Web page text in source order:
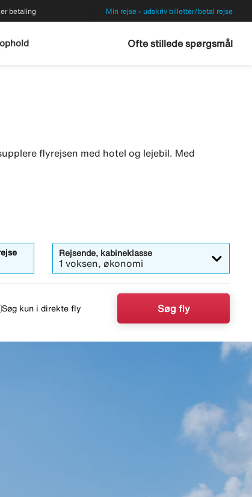
betaling Min rejse - udskriv billetter/betal rejse
Ofte stillede spørgsmål
flyrejsen med hotel og lejebil. Med
Rejsende, kabineklasse
1 voksen, økonomi
Søg kun i direkte fly Søg fly